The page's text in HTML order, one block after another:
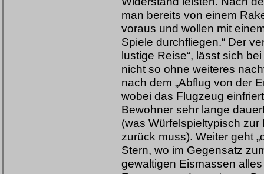
man bereits von einem
voraus und wollen mit
Spiele durchfliegen.“ Der
lustige Reise“, lässt sich
nicht so ohne weiteres
nach dem „Abflug von der
wobei das Flugzeug
Bewohner sehr lange
(was Würfelspieltypisch
zurück muss). Weiter geht
Stern, wo im Gegensatz
gewaltigen Eismassen